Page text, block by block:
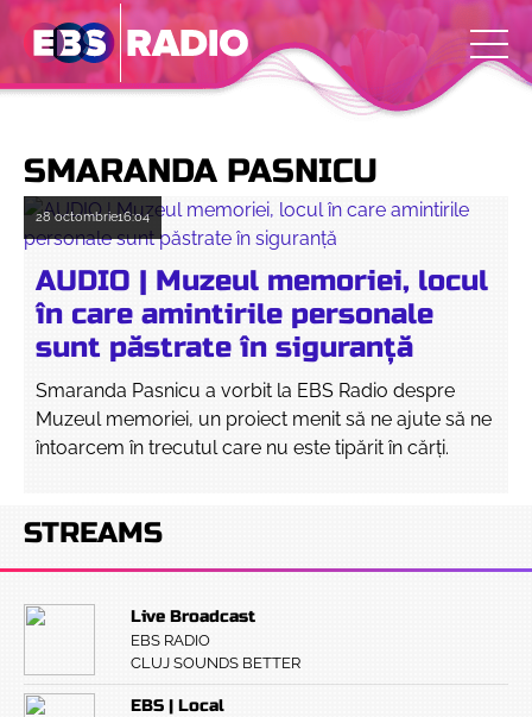
SMARANDA PASNICU
28 octombrie16:04
AUDIO | Muzeul memoriei, locul
în care amintirile personale
sunt păstrate în siguranță
Smaranda Pasnicu a vorbit la EBS Radio despre
Muzeul memoriei, un proiect menit să ne ajute să ne
întoarcem în trecutul care nu este tipărit în cărți.
STREAMS
Live Broadcast
EBS RADIO
CLUJ SOUNDS BETTER
EBS | Local